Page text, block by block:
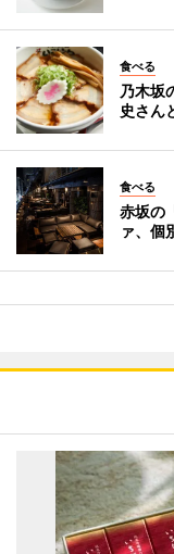
食べる
乃木坂
史さん
食べる
赤坂の
ァ、個